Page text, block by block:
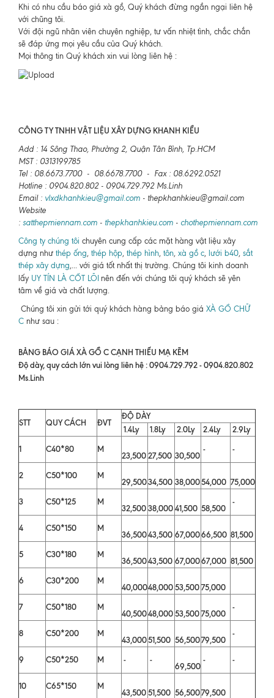
Khi có nhu cầu báo giá xà gồ, Quý khách đừng ngần ngại liên hệ
với chũng tôi.
Với đội ngũ nhân viên chuyên nghiệp, tư vấn nhiệt tình, chắc chắn
sẽ đáp ứng mọi yêu cầu của Quý khách.
Mọi thông tin Quý khách xin vui lòng liên hệ :
CÔNG TY TNHH VẬT LIỆU XÂY DỰNG KHANH KIỀU
Add : 14 Sông Thao, Phường 2, Quận Tân Bình, Tp.HCM
MST : 0313199785
Tel : 08.6673.7700 - 08.6678.7700 - Fax : 08.6292.0521
Hotline : 0904.820.802 - 0904.729.792 Ms.Linh
Email : vlxdkhanhkieu@gmail.com - thepkhanhkieu@gmail.com
Website
: satthepmiennam.com - thepkhanhkieu.com - chothepmiennam.com
Công ty chúng tôi chuyên cung cấp các mặt hàng vật liệu xây
dựng như thép ống, thép hộp, thép hình, tôn, xà gồ c, lưới b40, sắt
thép xây dựng,... với giá tốt nhất thị trường. Chúng tôi kinh doanh
lấy UY TÍN LÀ CỐT LÕI nên đến với chúng tôi quý khách sẽ yên
tâm về giá và chất lượng.
Chúng tôi xin gửi tới quý khách hàng bảng báo giá XÀ GỒ CHỮ
C như sau :
BẢNG BÁO GIÁ XÀ GỒ C CẠNH THIẾU MẠ KẼM
Độ dày, quy cách lớn vui lòng liên hệ : 0904.729.792 - 0904.820.802
Ms.Linh
STT QUY CÁCH ĐVT
ĐỘ DÀY
1.4Ly
1.8Ly 2.0Ly 2.4Ly
2.9Ly
1
C40*80 M
23,50027,500 30,500
- -
2 C50*100 M
29,50034,500 38,00054,000 75,000
3
C50*125 M
32,50038,00041,500 58,500
-
4 C50*150 M
36,50043,500 67,00066,500 81,500
5
C30*180 M
36,50043,500 67,00067,000 81,500
6
C30*200 M
40,00048,00053,50075,000
7
C50*180 M
40,50048,00053,50075,000
-
8 C50*200 M
43,00051,500 56,50079,500
-
9 C50*250 M - -
69,500
- -
10 C65*150 M
43,50051,500 56,50079,500